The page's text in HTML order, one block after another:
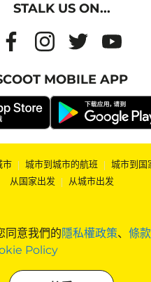
同意我們的隱私權政策、 條
Policy
STALK US ON...
MOBILE APP
市 | 城市到城市的航班 | 城市到国
从国家出发 | 从城市出发